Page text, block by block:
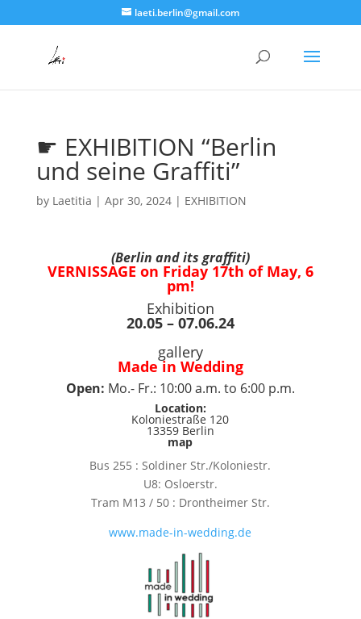
laeti.berlin@gmail.com
☛ EXHIBITION “Berlin
und seine Graffiti”
by Laetitia | Apr 30, 2024| EXHIBITION
(Berlin and its graffiti)
VERNISSAGE on Friday 17th of May, 6
pm!
Exhibition
20.05 – 07.06.24
gallery
Made in Wedding
Open: Mo.- Fr.: 10:00 a.m. to 6:00 p.m.
Location:
Koloniestraße 120
13359 Berlin
map
Bus 255 : Soldiner Str./Koloniestr.
U8: Osloerstr.
Tram M13 / 50 : Drontheimer Str.
www.made-in-wedding.de